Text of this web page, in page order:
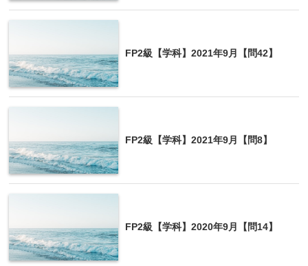
FP2級【学科】2021年9月【問42】
FP2級【学科】2021年9月【問8】
FP2級【学科】2020年9月【問14】